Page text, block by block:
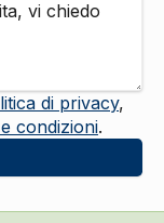
di privacy,
condizioni.